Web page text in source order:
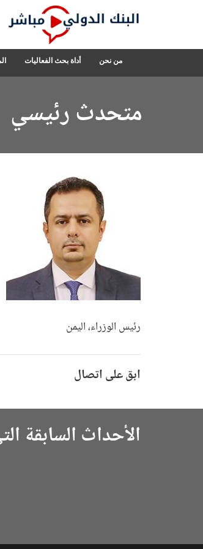
Navigation
البنك
الدولي
مباشر
من نحن أداة بحث الفعاليات
متحدث رئيسي
رئيس الوزراء، اليمن
ابق على اتصال
الأحداث السابقة